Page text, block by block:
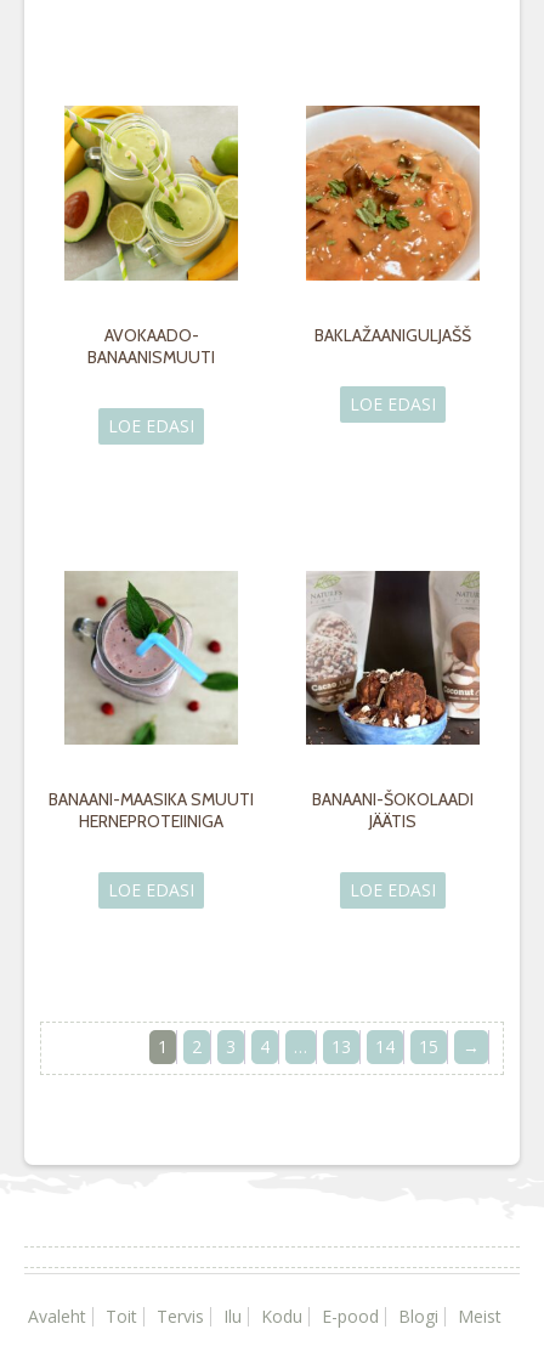
AVOKAADO-
BANAANISMUUTI
LOE EDASI
BAKLAŽAANIGULJAŠŠ
LOE EDASI
BANAANI-MAASIKA SMUUTI
HERNEPROTEIINIGA
LOE EDASI
BANAANI-ŠOKOLAADI
JÄÄTIS
LOE EDASI
1 2 3 4 … 13 14 15 →
Avaleht Toit Tervis Ilu Kodu E-pood Blogi
Meist